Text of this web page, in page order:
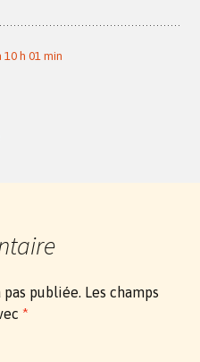
10 h 01 min
publiée. Les champs
*